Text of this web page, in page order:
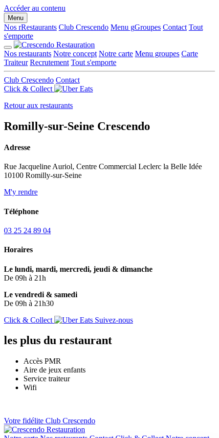
Accéder au contenu
Menu
Nos rRestaurants Club Crescendo Menu gGroupes Contact Tout
s'emporte
Nos restaurants Notre concept Notre carte Menu groupes Carte
Traiteur Recrutement Tout s'emporte
Club Crescendo Contact
Click & Collect
Retour aux restaurants
Romilly-sur-Seine Crescendo
Adresse
Rue Jacqueline Auriol, Centre Commercial Leclerc la Belle Idée
10100 Romilly-sur-Seine
M'y rendre
Téléphone
03 25 24 89 04
Horaires
Le lundi, mardi, mercredi, jeudi & dimanche
De 09h à 21h
Le vendredi & samedi
De 09h à 21h30
Click & Collect
Suivez-nous
les plus du restaurant
Accès PMR
Aire de jeux enfants
Service traiteur
Wifi
Votre fidélite Club Crescendo
Panneau de gestion des cookies